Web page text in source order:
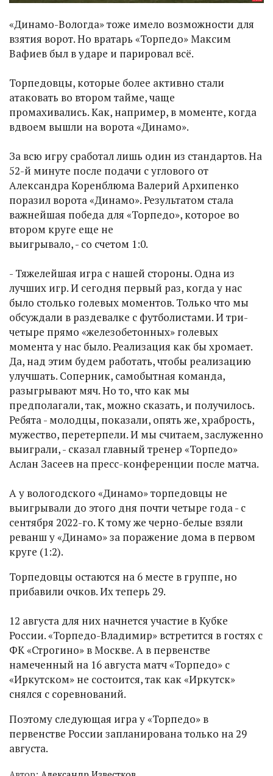
«Динамо-Вологда» тоже имело возможности для
взятия ворот. Но вратарь «Торпедо» Максим
Вафиев был в ударе и парировал всё.
Торпедовцы, которые более активно стали
атаковать во втором тайме, чаще
промахивались. Как, например, в моменте, когда
вдвоем вышли на ворота «Динамо».
За всю игру сработал лишь один из стандартов. На
52-й минуте после подачи с углового от
Александра Коренблюма Валерий Архипенко
поразил ворота «Динамо». Результатом стала
важнейшая победа для «Торпедо», которое во
втором круге еще не
выигрывало, - со счетом 1:0.
- Тяжелейшая игра с нашей стороны. Одна из
лучших игр. И сегодня первый раз, когда у нас
было столько голевых моментов. Только что мы
обсуждали в раздевалке с футболистами. И три-
четыре прямо «железобетонных» голевых
момента у нас было. Реализация как бы хромает.
Да, над этим будем работать, чтобы реализацию
улучшать. Соперник, самобытная команда,
разыгрывают мяч. Но то, что как мы
предполагали, так, можно сказать, и получилось.
Ребята - молодцы, показали, опять же, храбрость,
мужество, перетерпели. И мы считаем, заслуженно
выиграли, - сказал главный тренер «Торпедо»
Аслан Засеев на пресс-конференции после матча.
А у вологодского «Динамо» торпедовцы не
выигрывали до этого дня почти четыре года - с
сентября 2022-го. К тому же черно-белые взяли
реванш у «Динамо» за поражение дома в первом
круге (1:2).
Торпедовцы остаются на 6 месте в группе, но
прибавили очков. Их теперь 29.
12 августа для них начнется участие в Кубке
России. «Торпедо-Владимир» встретится в гостях с
ФК «Строгино» в Москве. А в первенстве
намеченный на 16 августа матч «Торпедо» с
«Иркутском» не состоится, так как «Иркутск»
снялся с соревнований.
Поэтому следующая игра у «Торпедо» в
первенстве России запланирована только на 29
августа.